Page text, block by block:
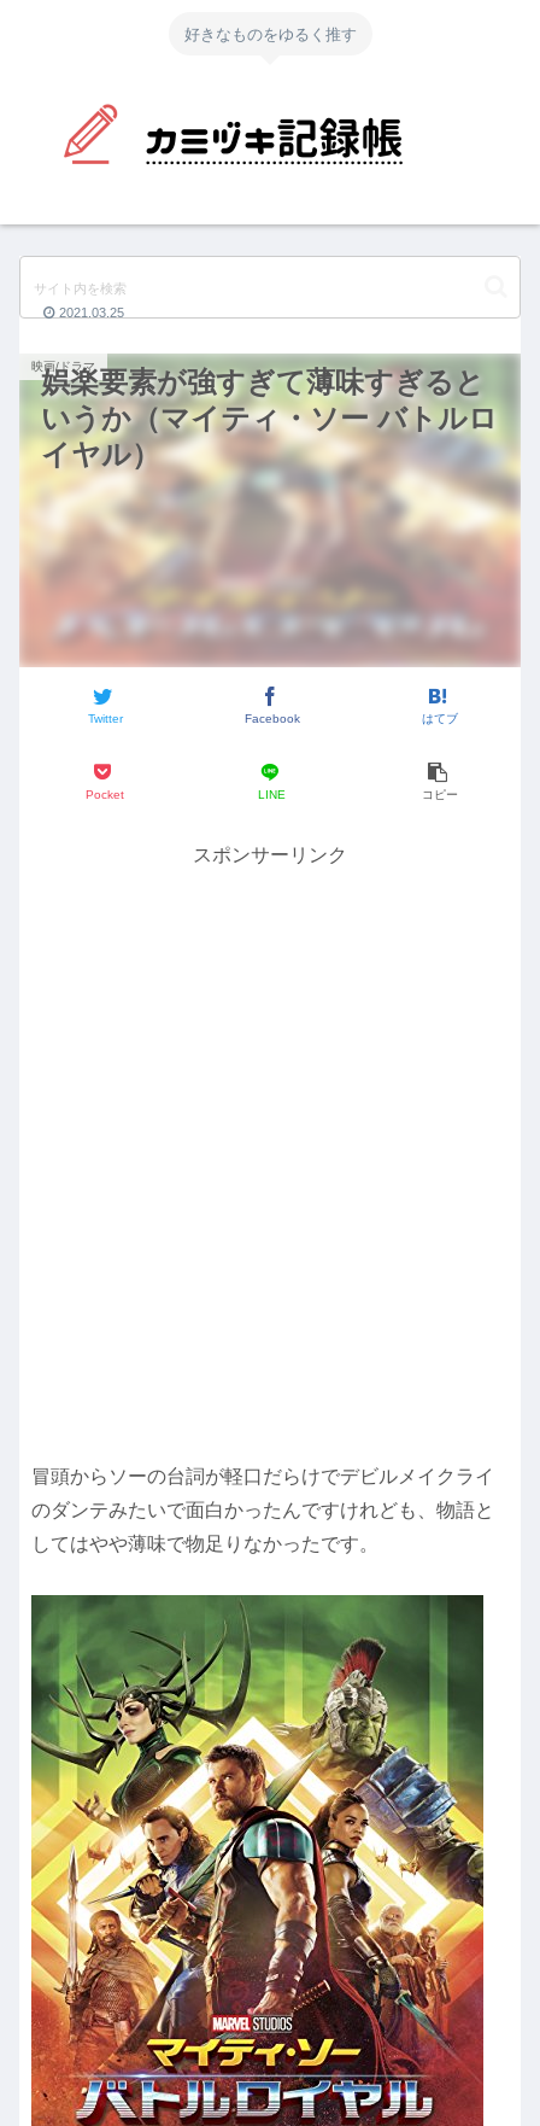
好きなものをゆるく推す
娯楽要素が強すぎて薄味すぎると
いうか（マイティ・ソー バトルロ
イヤル）
映画/ドラマ
Twitter Facebook はてブ
Pocket LINE コピー
2021.03.25
スポンサーリンク
冒頭からソーの台詞が軽口だらけでデビルメイクライ
のダンテみたいで面白かったんですけれども、物語と
してはやや薄味で物足りなかったです。